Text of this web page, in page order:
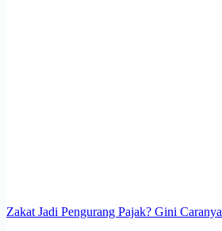
Zakat Jadi Pengurang Pajak? Gini Caranya